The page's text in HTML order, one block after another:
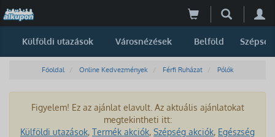
Külföldi utazások Városnézések Belföld Szépség
Főoldal Online Kedvezmények Férfi Ruházat Pólók
Figyelem! Ez az ajánlat elavult. Az aktuális ajánlatokat
megtekintheti itt:
Külföldi utazások, Termék akciók, Szépség akciók, Egészség